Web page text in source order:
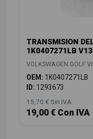
TRANSMISION
1K0407271LB
VOLKSWAGEN GOLF
OEM: 1K0407271LB
ID: 1293673
15,70 € Sin IVA
19,00 € Con IVA